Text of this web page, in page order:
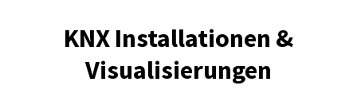
KNX Installationen &
Visualisierungen